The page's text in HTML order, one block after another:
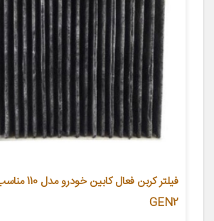
فیلتر کربن
GEN2